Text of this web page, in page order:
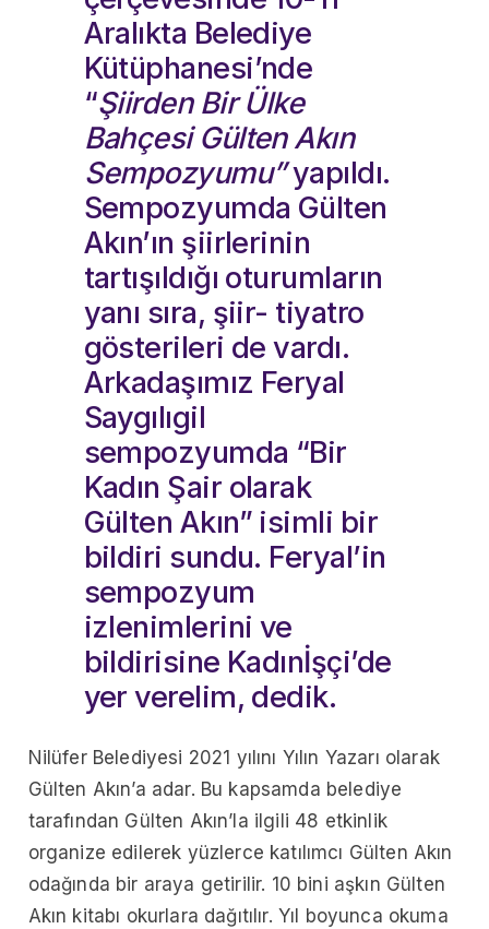
Aralıkta Belediye
Kütüphanesi’nde
“Şiirden Bir Ülke
Bahçesi Gülten Akın
Sempozyumu”yapıldı.
Sempozyumda Gülten
Akın’ın şiirlerinin
tartışıldığı oturumların
yanı sıra, şiir- tiyatro
gösterileri de vardı.
Arkadaşımız Feryal
Saygılıgil
sempozyumda “Bir
Kadın Şair olarak
Gülten Akın” isimli bir
bildiri sundu. Feryal’in
sempozyum
izlenimlerini ve
bildirisine Kadınİşçi’de
yer verelim, dedik.
Nilüfer Belediyesi 2021 yılını Yılın Yazarı olarak
Gülten Akın’a adar. Bu kapsamda belediye
tarafından Gülten Akın’la ilgili 48 etkinlik
organize edilerek yüzlerce katılımcı Gülten Akın
odağında bir araya getirilir. 10 bini aşkın Gülten
Akın kitabı okurlara dağıtılır. Yıl boyunca okuma